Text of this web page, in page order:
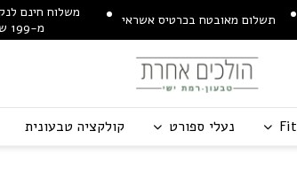
תשלום מאובטח בכרטיס אשראי
משלוח חינם
מ-199 ש"ח
Fit נעלי ספורט קולקציה טבעונית